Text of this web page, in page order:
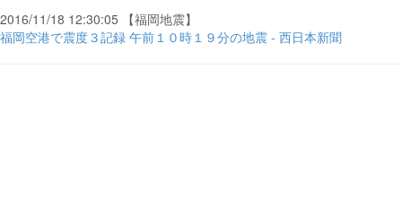
2016/11/18 12:30:05 【福岡地震】
福岡空港で震度３記録 午前１０時１９分の地震 - 西日本新聞